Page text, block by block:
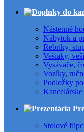
Nástenné
Nábytok a
Rebríky,
Vešiaky,
Vysávače,
Vozíky,
Podložky
Kancelárske
Stolové